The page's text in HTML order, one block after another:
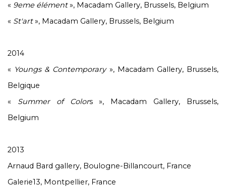
« 9eme élément», Macadam Gallery, Brussels, Belgium
« St'art», Macadam Gallery, Brussels, Belgium
2014
« Youngs & Contemporary», Macadam Gallery, Brussels,
Belgique
« Summer of Colors », Macadam Gallery, Brussels,
Belgium
2013
Arnaud Bard gallery, Boulogne-Billancourt, France
Galerie13, Montpellier, France